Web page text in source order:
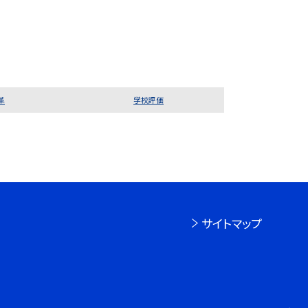
学校評価
サイトマップ